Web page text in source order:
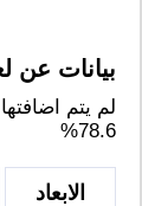
بيانات عن
لم يتم
78.6%
الابعاد